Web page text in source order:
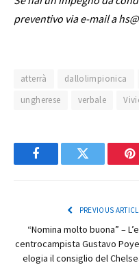
preventivo via e-mail a
atterrà dallolimpionica
ungherese
verbale
FacebookTwitter
PREVIOUS
“Nomina molto buona” –
centrocampista Gustavo
elogia il consiglio del